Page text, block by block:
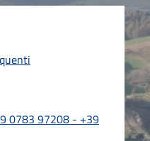
0783 97208 - +39